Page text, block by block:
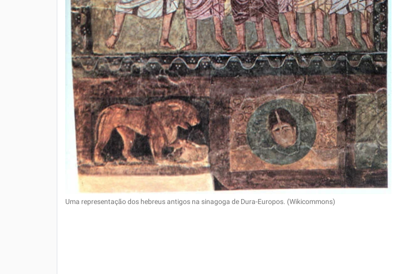
Uma representação dos hebreus antigos na sinagoga de Dura-Europos. (Wikicommons)